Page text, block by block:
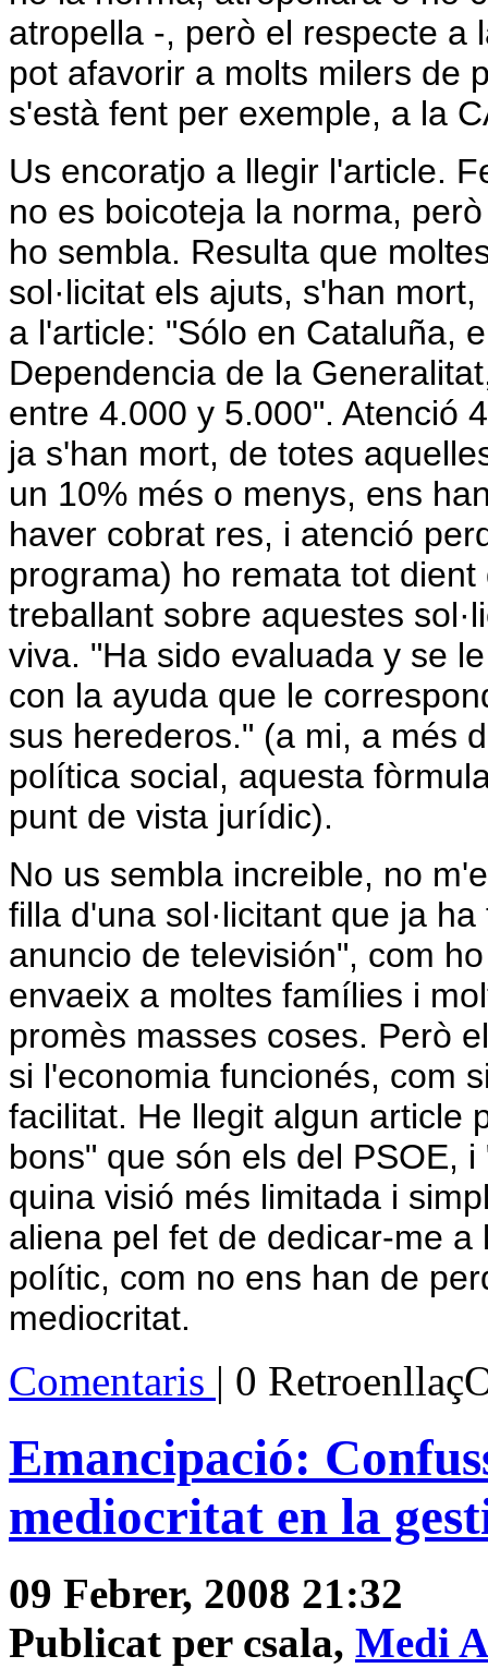
atropella -, però el respecte a
pot afavorir a molts milers de
s'està fent per exemple, a la
Us encoratjo a llegir l'article.
no es boicoteja la norma,
ho sembla. Resulta que
sol·licitat els ajuts, s'han
a l'article: "Sólo en Cataluña,
Dependencia de la
entre 4.000 y 5.000". Atenció
ja s'han mort, de totes
un 10% més o menys, ens
haver cobrat res, i atenció
programa) ho remata tot
treballant sobre aquestes
viva. "Ha sido evaluada y se
con la ayuda que le
sus herederos." (a mi, a més
política social, aquesta
punt de vista jurídic).
No us sembla increible, no
filla d'una sol·licitant que ja
anuncio de televisión", com
envaeix a moltes famílies i
promès masses coses. Però
si l'economia funcionés, com
facilitat. He llegit algun article
bons" que són els del PSOE,
quina visió més limitada i
aliena pel fet de dedicar-me
polític, com no ens han de
mediocritat.
Comentaris | 0
Emancipació:
mediocritat en la
09 Febrer, 2008 21:32
Publicat per csala, Medi